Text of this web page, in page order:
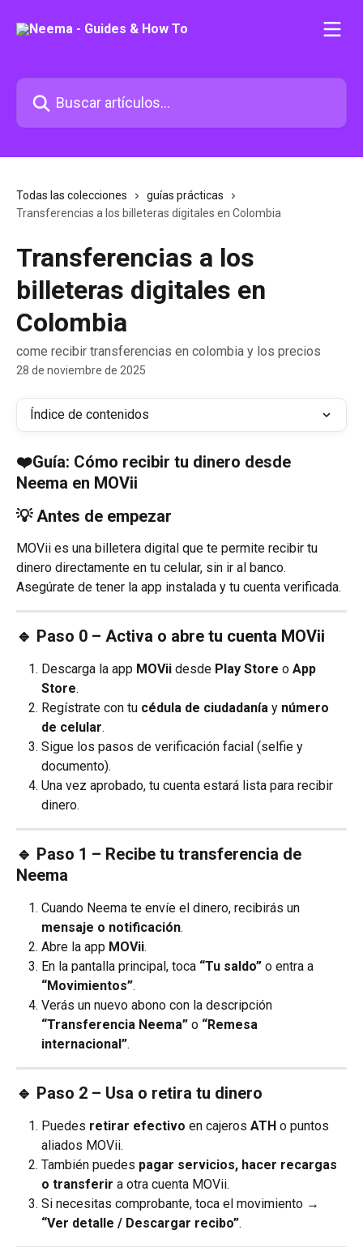
Buscar artículos...
Todas las colecciones
guías prácticas
Transferencias a los billeteras digitales en Colombia
Transferencias a los
billeteras digitales en
Colombia
come recibir transferencias en colombia y los precios
28 de noviembre de 2025
Índice de contenidos
❤️Guía: Cómo recibir tu dinero desde
Neema en MOVii
💡 Antes de empezar
MOVii es una billetera digital que te permite recibir tu
dinero directamente en tu celular, sin ir al banco.
Asegúrate de tener la app instalada y tu cuenta verificada.
🔹 Paso 0 – Activa o abre tu cuenta MOVii
Descarga la app MOVii desde Play Store o App
Store.
Regístrate con tu cédula de ciudadanía y número
de celular.
Sigue los pasos de verificación facial (selfie y
documento).
Una vez aprobado, tu cuenta estará lista para recibir
dinero.
🔹 Paso 1 – Recibe tu transferencia de
Neema
Cuando Neema te envíe el dinero, recibirás un
mensaje o notificación.
Abre la app MOVii.
En la pantalla principal, toca “Tu saldo” o entra a
“Movimientos”.
Verás un nuevo abono con la descripción
“Transferencia Neema” o “Remesa
internacional”.
🔹 Paso 2 – Usa o retira tu dinero
Puedes retirar efectivo en cajeros ATH o puntos
aliados MOVii.
También puedes pagar servicios, hacer recargas
o transferir a otra cuenta MOVii.
Si necesitas comprobante, toca el movimiento →
“Ver detalle / Descargar recibo”.